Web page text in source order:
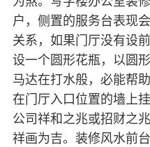
户，侧置的服务台表现
关系，如果门厅没有设
设一个圆形花瓶，以圆
马达在打水般，必能帮
在门厅入口位置的墙上
公司祥和之兆或招财之
祥画为吉。装修风水前